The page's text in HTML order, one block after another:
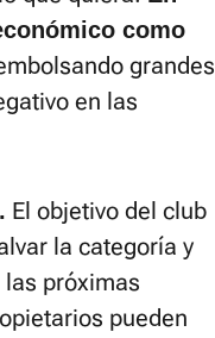
como
grandes
en las
El objetivo del club
la categoría y
próximas
pueden